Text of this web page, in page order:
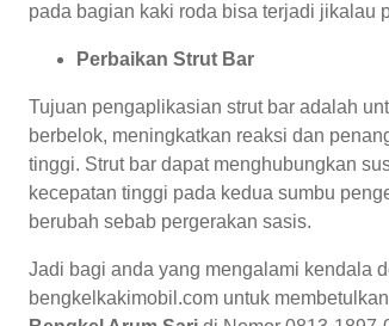
pada bagian kaki roda bisa terjadi jikalau
Perbaikan Strut Bar
Tujuan pengaplikasian strut bar adalah
berbelok, meningkatkan reaksi dan
tinggi. Strut bar dapat menghubungkan
kecepatan tinggi pada kedua sumbu
berubah sebab pergerakan sasis.
Jadi bagi anda yang mengalami kendala
bengkelkakimobil.com untuk